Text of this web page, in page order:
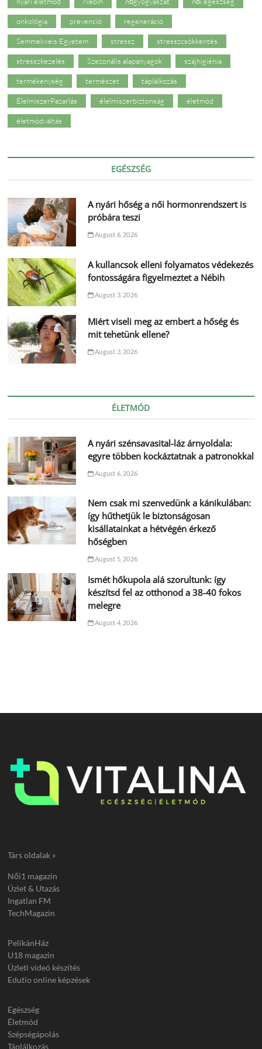
onkológia prevenció regeneráció
Semmelweis Egyetem stressz stresszcsökkentés
stresszkezelés Szezonális alapanyagok szájhigiénia
termékenység természet táplálkozás
ÉlelmiszerPazarlás élelmiszerbiztonság életmód
életmódváltás
EGÉSZSÉG
A nyári hőség a női hormonrendszert is
próbára teszi
August 6, 2026
A kullancsok elleni folyamatos védekezés
fontosságára figyelmeztet a Nébih
August 3, 2026
Miért viseli meg az embert a hőség és
mit tehetünk ellene?
August 3, 2026
ÉLETMÓD
A nyári szénsavasital-láz árnyoldala:
egyre többen kockáztatnak a patronokkal
August 6, 2026
Nem csak mi szenvedünk a kánikulában:
így hűthetjük le biztonságosan
kisállatainkat a hétvégén érkező
hőségben
August 5, 2026
Ismét hőkupola alá szorultunk: így
készítsd fel az otthonod a 38-40 fokos
melegre
August 4, 2026
Társ oldalak »
Női1 magazin
Üzlet & Utazás
Ingatlan FM
TechMagazin
PelikánHáz
U18 magazin
Üzleti videó készítés
Edutio online képzések
Egészség
Életmód
Szépségápolás
Táplálkozás